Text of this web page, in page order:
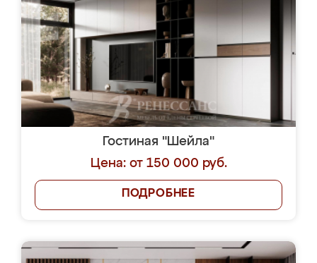
Гостиная "Шейла"
Цена: от 150 000 руб.
ПОДРОБНЕЕ